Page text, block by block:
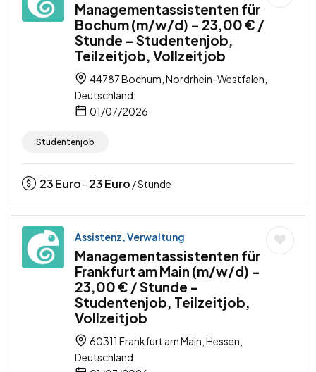
Managementassistenten für
Bochum (m/w/d) – 23,00 € /
Stunde – Studentenjob,
Teilzeitjob, Vollzeitjob
44787 Bochum, Nordrhein-Westfalen,
Deutschland
01/07/2026
Studentenjob
23Euro - 23Euro / Stunde
Assistenz, Verwaltung
Managementassistenten für
Frankfurt am Main (m/w/d) –
23,00 € / Stunde –
Studentenjob, Teilzeitjob,
Vollzeitjob
60311 Frankfurt am Main, Hessen,
Deutschland